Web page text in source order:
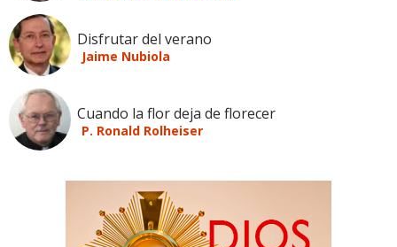
Disfrutar del verano
Jaime Nubiola
Cuando la flor deja de florecer
P. Ronald Rolheiser